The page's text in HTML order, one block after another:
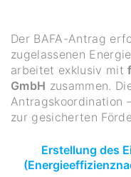
Der BAFA-Antrag
zugelassenen
arbeitet exklusiv mit
GmbH zusammen.
Antragskoordination
zur gesicherten
Erstellung des